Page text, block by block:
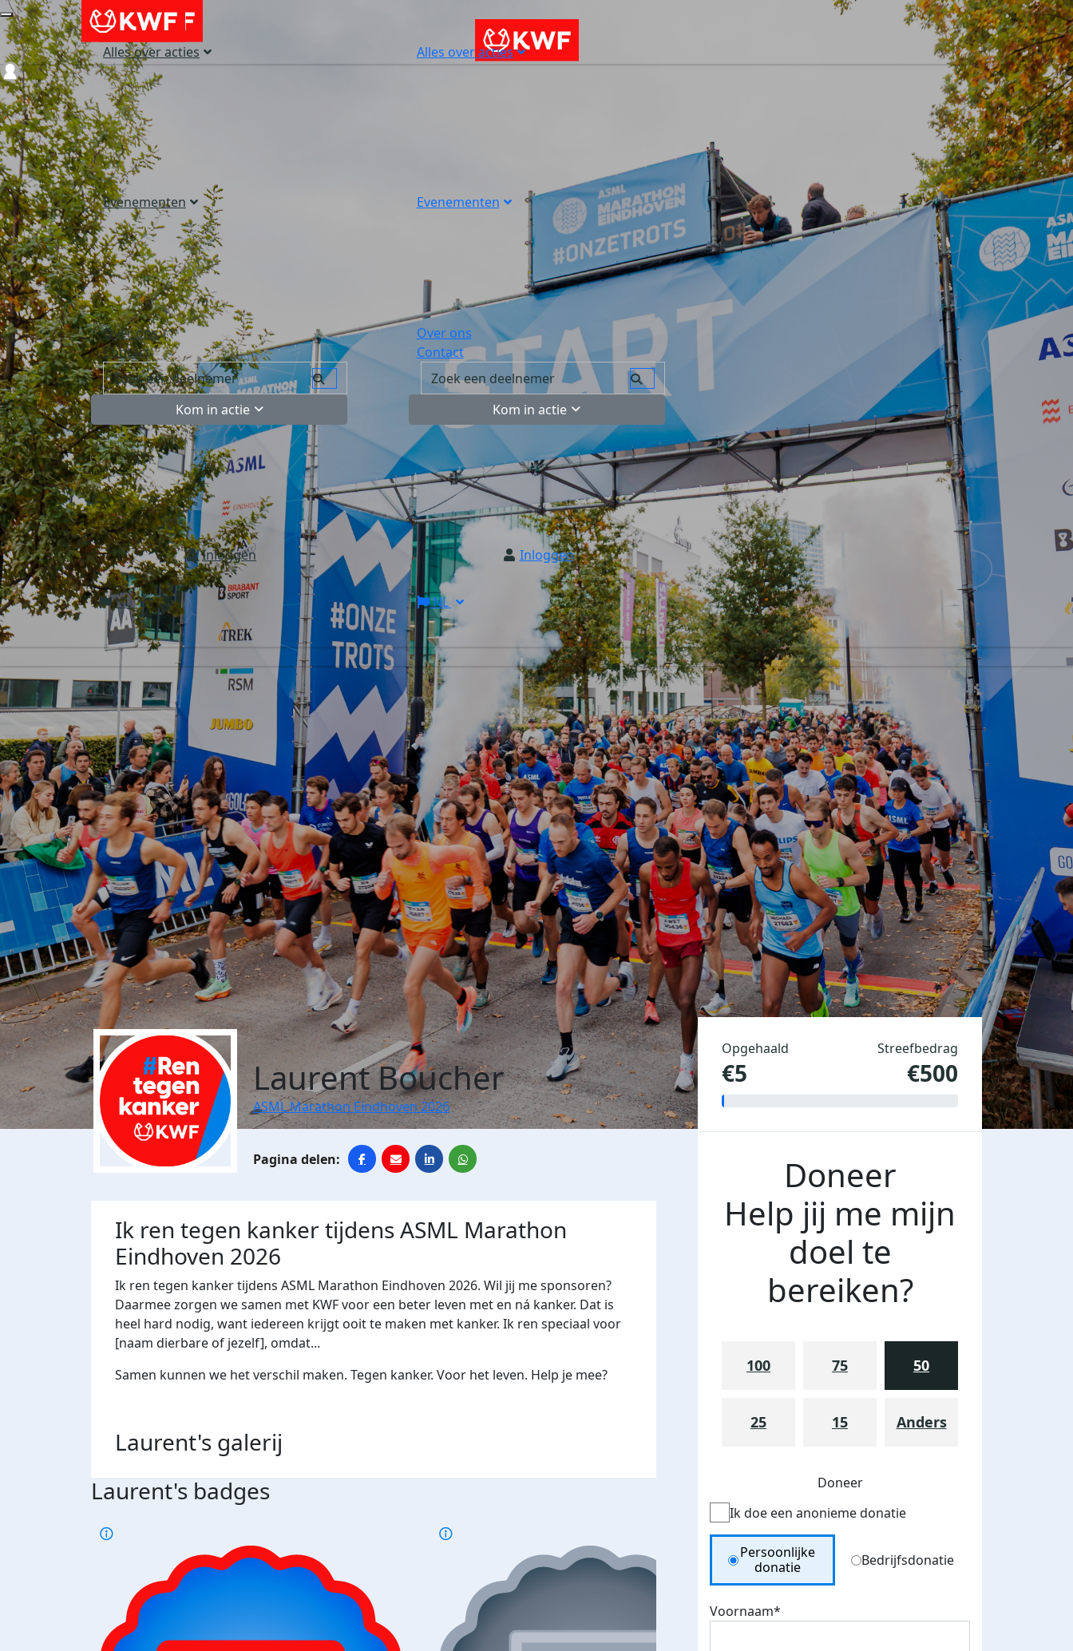
Alles over acties
Evenementen
Over ons
Contact
Kom in actie
Inloggen
NL
Alles over acties
Evenementen
Over ons
Contact
Kom in actie
Inloggen
NL
Login
Laurent Boucher
ASML Marathon Eindhoven 2026
Ik ren tegen kanker tijdens ASML Marathon
Eindhoven 2026
Ik ren tegen kanker tijdens ASML Marathon Eindhoven 2026. Wil jij me sponsoren?
Daarmee zorgen we samen met KWF voor een beter leven met en ná kanker. Dat is
heel hard nodig, want iedereen krijgt ooit te maken met kanker. Ik ren speciaal voor
[naam dierbare of jezelf], omdat...
Samen kunnen we het verschil maken. Tegen kanker. Voor het leven. Help je mee?
Laurent's galerij
Laurent's badges
Opgehaald
€5
Streefbedrag
€500
Doneer
Help jij me mijn
doel te
bereiken?
100 75 50
25 15 Anders
Doneer
Ik doe een anonieme donatie
Donation Type
Persoonlijke
donatie
Bedrijfsdonatie
Voornaam*